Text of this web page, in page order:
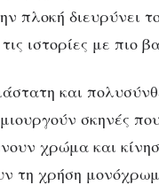
πλοκή διευρύνει
ιστορίες με πιο
και
σκηνές
χρώμα και
τη χρήση